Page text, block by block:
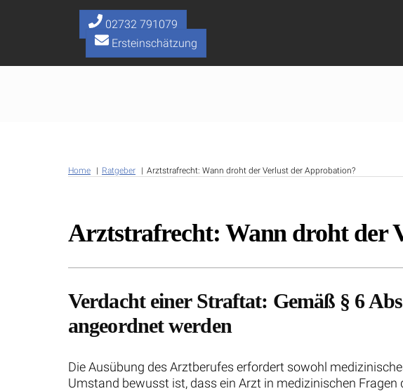
02732 791079
Ersteinschätzung
Home Ratgeber Arztstrafrecht: Wann droht der Verlust der Approbation?
Arztstrafrecht: Wann droht der
Verdacht einer Straftat: Gemäß § 6
angeordnet werden
Die Ausübung des Arztberufes erfordert sowohl
Umstand bewusst ist, dass ein Arzt in medizinischen